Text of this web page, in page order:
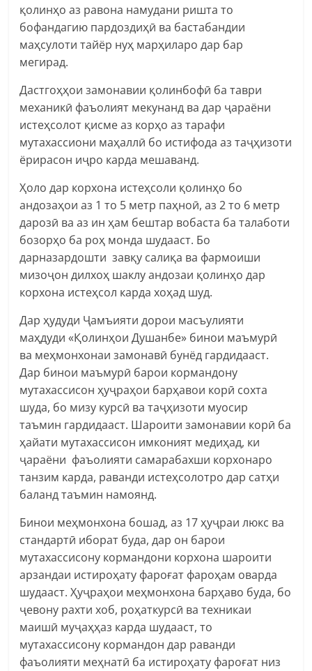
қолинҳо аз равона намудани ришта то
бофандагию пардоздиҳӣ ва бастабандии
маҳсулоти тайёр нуҳ марҳиларо дар бар
мегирад.
Дастгоҳҳои замонавии қолинбофӣ ба таври
механикӣ фаъолият мекунанд ва дар ҷараёни
истеҳсолот қисме аз корҳо аз тарафи
мутахассиони маҳаллӣ бо истифода аз таҷҳизоти
ёрирасон иҷро карда мешаванд.
Ҳоло дар корхона истеҳсоли қолинҳо бо
андозаҳои аз 1 то 5 метр паҳноӣ, аз 2 то 6 метр
дарозӣ ва аз ин ҳам бештар вобаста ба талаботи
бозорҳо ба роҳ монда шудааст. Бо
дарназардошти завқу салиқа ва фармоиши
мизоҷон дилхоҳ шаклу андозаи қолинҳо дар
корхона истеҳсол карда хоҳад шуд.
Дар ҳудуди Ҷамъияти дорои масъулияти
маҳдуди «Қолинҳои Душанбе» бинои маъмурӣ
ва меҳмонхонаи замонавӣ бунёд гардидааст.
Дар бинои маъмурӣ барои кормандону
мутахассисон ҳуҷраҳои барҳавои корӣ сохта
шуда, бо мизу курсӣ ва таҷҳизоти муосир
таъмин гардидааст. Шароити замонавии корӣ ба
ҳайати мутахассисон имконият медиҳад, ки
ҷараёни фаъолияти самарабахши корхонаро
танзим карда, раванди истеҳсолотро дар сатҳи
баланд таъмин намоянд.
Бинои меҳмонхона бошад, аз 17 ҳуҷраи люкс ва
стандартӣ иборат буда, дар он барои
мутахассисону кормандони корхона шароити
арзандаи истироҳату фароғат фароҳам оварда
шудааст. Ҳуҷраҳои меҳмонхона барҳаво буда, бо
ҷевону рахти хоб, роҳаткурсӣ ва техникаи
маишӣ муҷаҳҳаз карда шудааст, то
мутахассисону кормандон дар раванди
фаъолияти меҳнатӣ ба истироҳату фароғат низ